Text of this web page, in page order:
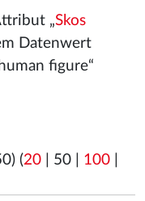
„Skos
Datenwert
figure“
) (20 50 100